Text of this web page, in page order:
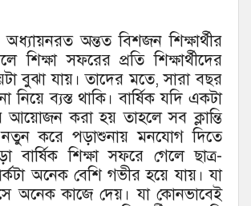
অধ্যায়নরত অন্তত বিশজন শিক্ষার্থীর
শিক্ষা সফরের প্রতি শিক্ষার্থীদের
বুঝা যায়। তাদের মতে, সারা বছর
ব্যস্ত থাকি। বার্ষিক যদি একটা
আয়োজন করা হয় তাহলে সব ক্লান্তি
করে পড়াশুনায় মনযোগ দিতে
বার্ষিক শিক্ষা সফরে গেলে ছাত্র-
অনেক বেশি গভীর হয়ে যায়। যা
অনেক কাজে দেয়। যা কোনভাবেই